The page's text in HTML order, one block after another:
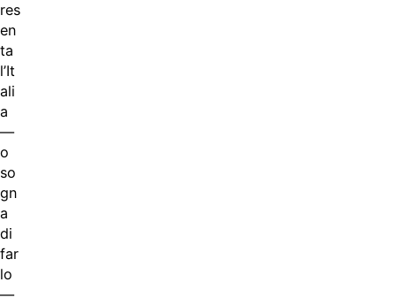
res
en
ta
l’It
ali
a
—
o
so
gn
a
di
far
lo
—